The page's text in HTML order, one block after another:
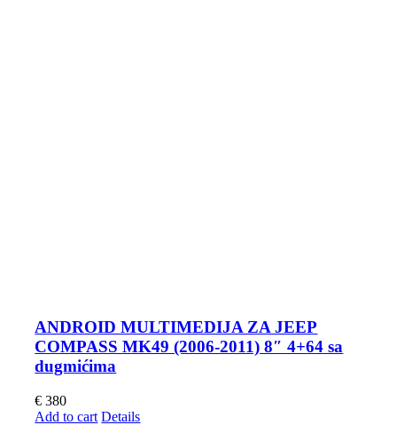
ANDROID MULTIMEDIJA ZA JEEP
COMPASS MK49 (2006-2011) 8″ 4+64 sa
dugmićima
€ 380
Add to cart Details